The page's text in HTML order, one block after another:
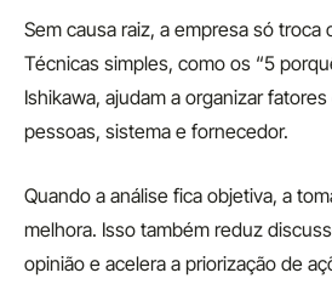
Sem causa raiz, a empresa só troca
Técnicas simples, como os “5
Ishikawa, ajudam a organizar
pessoas, sistema e fornecedor.
Quando a análise fica objetiva, a
melhora. Isso também reduz
opinião e acelera a priorização de